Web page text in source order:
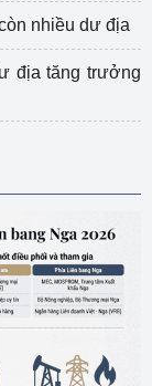
nhiều dư địa
địa tăng trưởng